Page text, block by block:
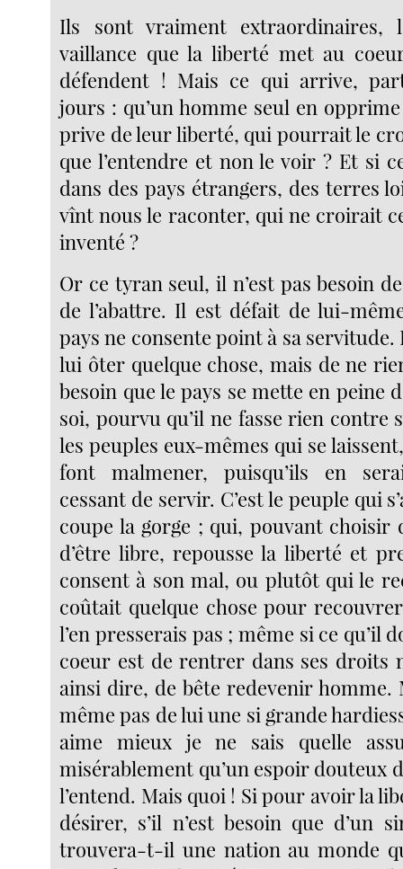
Ils sont vraiment extraordinaires,
vaillance que la liberté met au
défendent ! Mais ce qui arrive,
jours : qu’un homme seul en
prive de leur liberté, qui pourrait le
que l’entendre et non le voir ? Et si
dans des pays étrangers, des terres
vînt nous le raconter, qui ne croirait
inventé ?
Or ce tyran seul, il n’est pas besoin
de l’abattre. Il est défait de lui-
pays ne consente point à sa servitude.
lui ôter quelque chose, mais de ne
besoin que le pays se mette en peine
soi, pourvu qu’il ne fasse rien contre
les peuples eux-mêmes qui se
font malmener, puisqu’ils en
cessant de servir. C’est le peuple qui
coupe la gorge ; qui, pouvant choisir
d’être libre, repousse la liberté et
consent à son mal, ou plutôt qui le
coûtait quelque chose pour
l’en presserais pas ; même si ce qu’il
coeur est de rentrer dans ses droits
ainsi dire, de bête redevenir homme.
même pas de lui une si grande
aime mieux je ne sais quelle
misérablement qu’un espoir douteux
l’entend. Mais quoi ! Si pour avoir la
désirer, s’il n’est besoin que d’un
trouvera-t-il une nation au monde